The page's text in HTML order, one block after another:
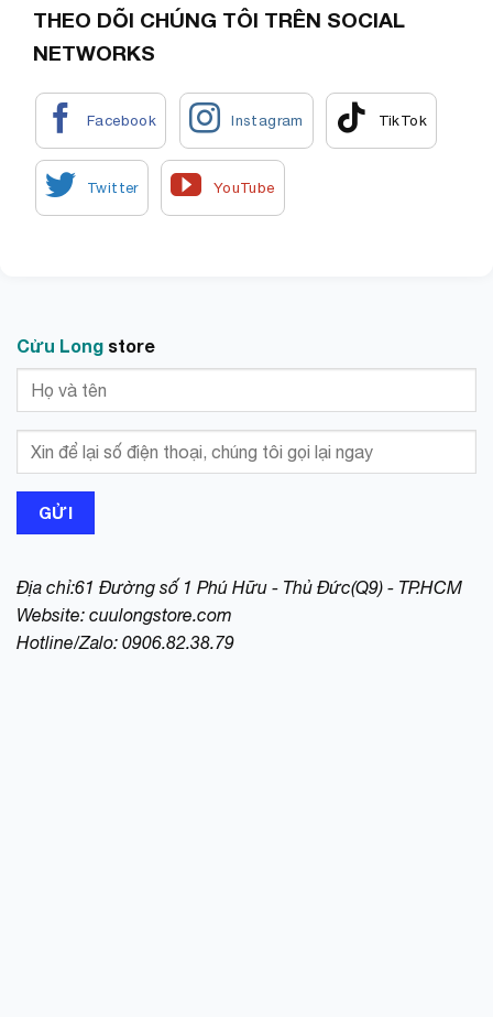
THEO DÕI CHÚNG TÔI TRÊN SOCIAL
NETWORKS
Cửu Long store
Địa chỉ:61 Đường số 1 Phú Hữu - Thủ Đức(Q9) - TP.HCM
Website: cuulongstore.com
Hotline/Zalo: 0906.82.38.79